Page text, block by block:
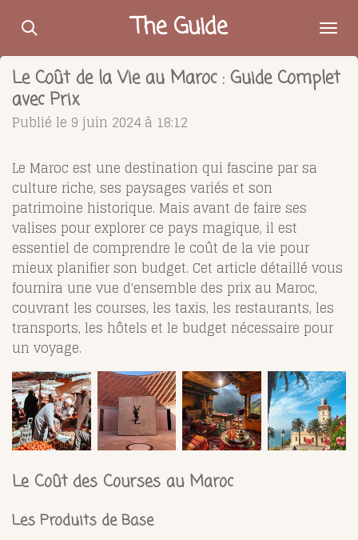
Passer
contenu
principal
The Guide
Le Coût de la Vie au Maroc : Guide Complet
avec Prix
Publié le 9 juin 2024 à 18:12
Le Maroc est une destination qui fascine par sa
culture riche, ses paysages variés et son
patrimoine historique. Mais avant de faire ses
valises pour explorer ce pays magique, il est
essentiel de comprendre le coût de la vie pour
mieux planifier son budget. Cet article détaillé vous
fournira une vue d'ensemble des prix au Maroc,
couvrant les courses, les taxis, les restaurants, les
transports, les hôtels et le budget nécessaire pour
un voyage.
Le Coût des Courses au Maroc
Les Produits de Base